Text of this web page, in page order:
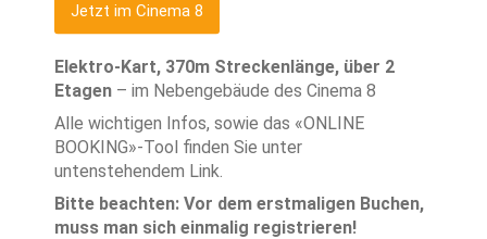
Jetzt im Cinema 8
Elektro-Kart, 370m Streckenlänge, über 2
Etagen – im Nebengebäude des Cinema 8
Alle wichtigen Infos, sowie das «ONLINE
BOOKING»-Tool finden Sie unter
untenstehendem Link.
Bitte beachten: Vor dem erstmaligen Buchen,
muss man sich einmalig registrieren!